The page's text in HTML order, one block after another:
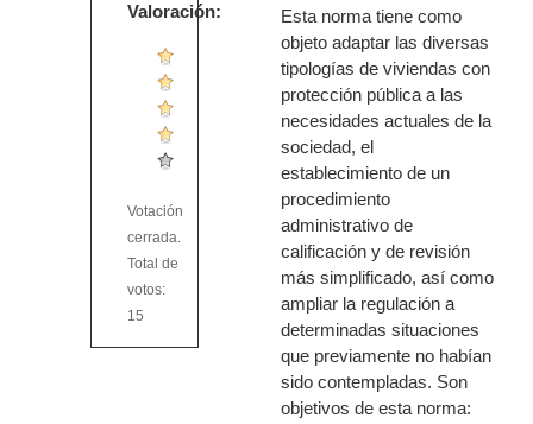
Valoración:
Votación
cerrada.
Total de
votos:
15
Esta norma tiene como
objeto adaptar las diversas
tipologías de viviendas con
protección pública a las
necesidades actuales de la
sociedad, el
establecimiento de un
procedimiento
administrativo de
calificación y de revisión
más simplificado, así como
ampliar la regulación a
determinadas situaciones
que previamente no habían
sido contempladas. Son
objetivos de esta norma: